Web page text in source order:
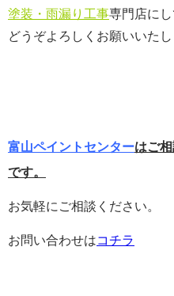
塗装・雨漏り工事専門店にし
どうぞよろしくお願いいたし
富山ペイントセンターはご
です。
お気軽にご相談ください。
お問い合わせはコチラ